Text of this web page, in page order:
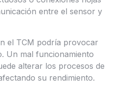
entre el sensor y
el TCM podría provocar
Un mal funcionamiento
alterar los procesos de
su rendimiento.